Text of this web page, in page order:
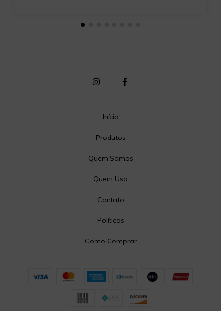
Início
Produtos
Quem Somos
Quem Usa
Contato
Políticas
Como Comprar